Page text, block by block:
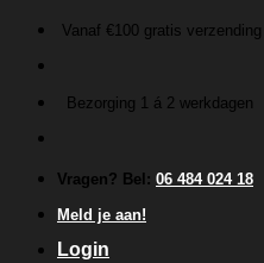
inhoud
Vanaf €100 gratis verzending
Bezorging 1 á 2 werkdagen
Vragen? Bel: 06 484 024 18
Meld je aan!
Login